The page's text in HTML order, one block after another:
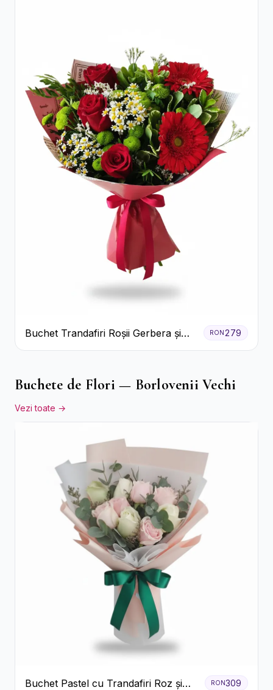
Buchet Trandafiri Roșii Gerbera și
Verdeață
RON 279
Buchete de Flori — Borlovenii Vechi
Vezi toate →
Buchet Pastel cu Trandafiri Roz și
RON309